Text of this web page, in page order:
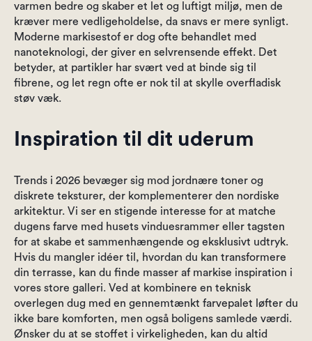
varmen bedre og skaber et let og luftigt miljø, men de
kræver mere vedligeholdelse, da snavs er mere synligt.
Moderne markisestof er dog ofte behandlet med
nanoteknologi, der giver en selvrensende effekt. Det
betyder, at partikler har svært ved at binde sig til
fibrene, og let regn ofte er nok til at skylle overfladisk
støv væk.
Inspiration til dit uderum
Trends i 2026 bevæger sig mod jordnære toner og
diskrete teksturer, der komplementerer den nordiske
arkitektur. Vi ser en stigende interesse for at matche
dugens farve med husets vinduesrammer eller tagsten
for at skabe et sammenhængende og eksklusivt udtryk.
Hvis du mangler idéer til, hvordan du kan transformere
din terrasse, kan du finde masser af markise inspiration i
vores store galleri. Ved at kombinere en teknisk
overlegen dug med en gennemtænkt farvepalet løfter du
ikke bare komforten, men også boligens samlede værdi.
Ønsker du at se stoffet i virkeligheden, kan du altid